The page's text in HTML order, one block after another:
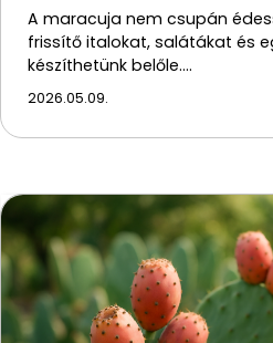
A maracuja nem csupán
frissítő italokat, salátákat és
készíthetünk belőle.…
2026.05.09.